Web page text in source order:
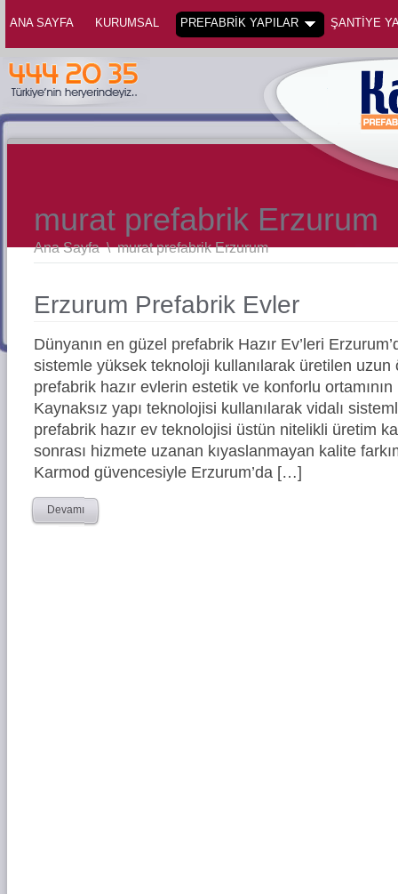
ANA SAYFA KURUMSAL PREFABRİK YAPILAR ŞANTİYE
murat prefabrik Erzurum
Ana Sayfa \murat prefabrik Erzurum
Erzurum Prefabrik Evler
Dünyanın en güzel prefabrik Hazır Ev’leri
sistemle yüksek teknoloji kullanılarak üretilen
prefabrik hazır evlerin estetik ve konforlu ortamının
Kaynaksız yapı teknolojisi kullanılarak vidalı
prefabrik hazır ev teknolojisi üstün nitelikli üretim
sonrası hizmete uzanan kıyaslanmayan kalite
Karmod güvencesiyle Erzurum’da […]
Devamı